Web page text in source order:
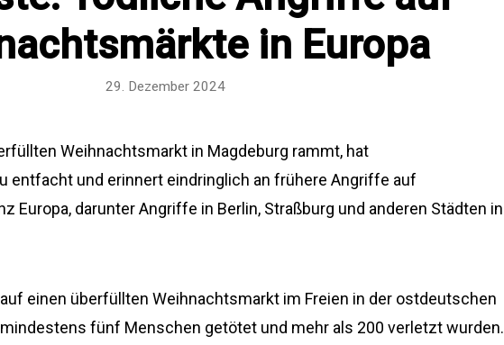
in Europa
29. Dezember 2024
Weihnachtsmarkt in Magdeburg rammt, hat
entfacht und erinnert eindringlich an frühere Angriffe auf
Europa, darunter Angriffe in Berlin, Straßburg und anderen Städten in
einen überfüllten Weihnachtsmarkt im Freien in der ostdeutschen
fünf Menschen getötet und mehr als 200 verletzt wurden.